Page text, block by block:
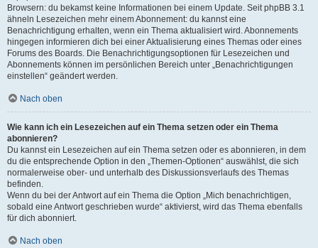
Browsern: du bekamst keine Informationen bei einem Update. Seit phpBB 3.1
ähneln Lesezeichen mehr einem Abonnement: du kannst eine
Benachrichtigung erhalten, wenn ein Thema aktualisiert wird. Abonnements
hingegen informieren dich bei einer Aktualisierung eines Themas oder eines
Forums des Boards. Die Benachrichtigungsoptionen für Lesezeichen und
Abonnements können im persönlichen Bereich unter „Benachrichtigungen
einstellen“ geändert werden.
Nach oben
Wie kann ich ein Lesezeichen auf ein Thema setzen oder ein Thema
abonnieren?
Du kannst ein Lesezeichen auf ein Thema setzen oder es abonnieren, in dem
du die entsprechende Option in den „Themen-Optionen“ auswählst, die sich
normalerweise ober- und unterhalb des Diskussionsverlaufs des Themas
befinden.
Wenn du bei der Antwort auf ein Thema die Option „Mich benachrichtigen,
sobald eine Antwort geschrieben wurde“ aktivierst, wird das Thema ebenfalls
für dich abonniert.
Nach oben